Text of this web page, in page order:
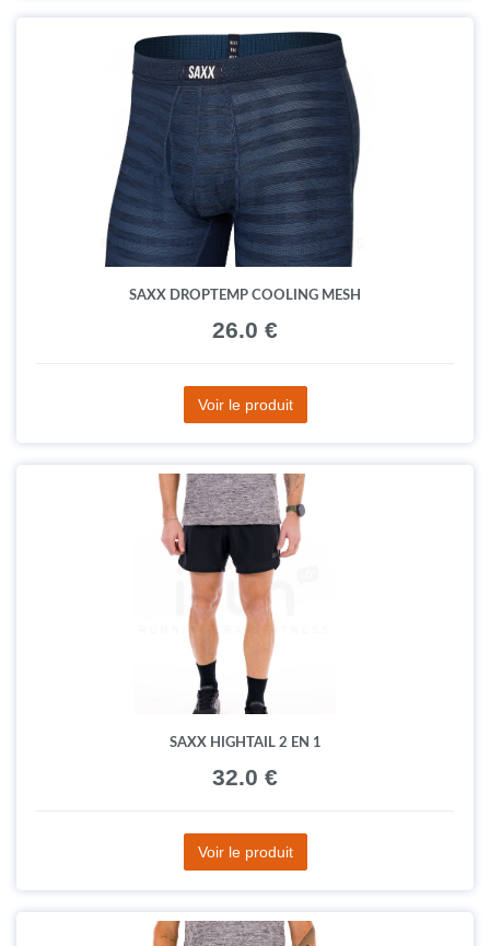
SAXX DROPTEMP COOLING MESH
26.0 €
Voir le produit
SAXX HIGHTAIL 2 EN 1
32.0 €
Voir le produit